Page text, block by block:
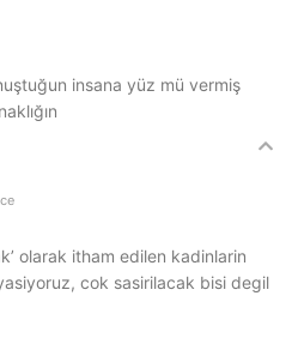
insana yüz mü vermiş
olarak itham edilen kadinlarin
cok sasirilacak bisi degil